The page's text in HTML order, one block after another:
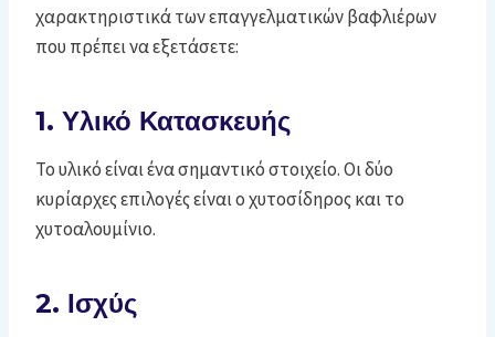
χαρακτηριστικά των επαγγελματικών βαφλιέρων
που πρέπει να εξετάσετε:
1. Υλικό Κατασκευής
Το υλικό είναι ένα σημαντικό στοιχείο. Οι δύο
κυρίαρχες επιλογές είναι ο χυτοσίδηρος και το
χυτοαλουμίνιο.
2. Ισχύς